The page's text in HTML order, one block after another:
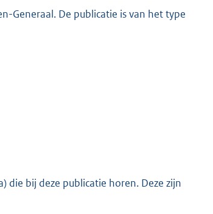
Generaal. De publicatie is van het type
die bij deze publicatie horen. Deze zijn